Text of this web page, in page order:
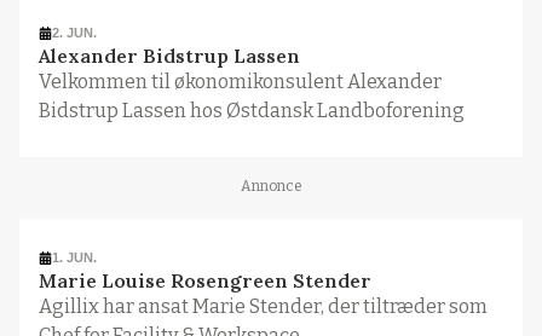
2. JUN.
Alexander Bidstrup Lassen
Velkommen til økonomikonsulent Alexander
Bidstrup Lassen hos Østdansk Landboforening
Annonce
1. JUN.
Marie Louise Rosengreen Stender
Agillix har ansat Marie Stender, der tiltræder som